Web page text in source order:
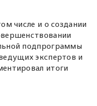
числе и о создании
подпрограммы
экспертов и
итоги